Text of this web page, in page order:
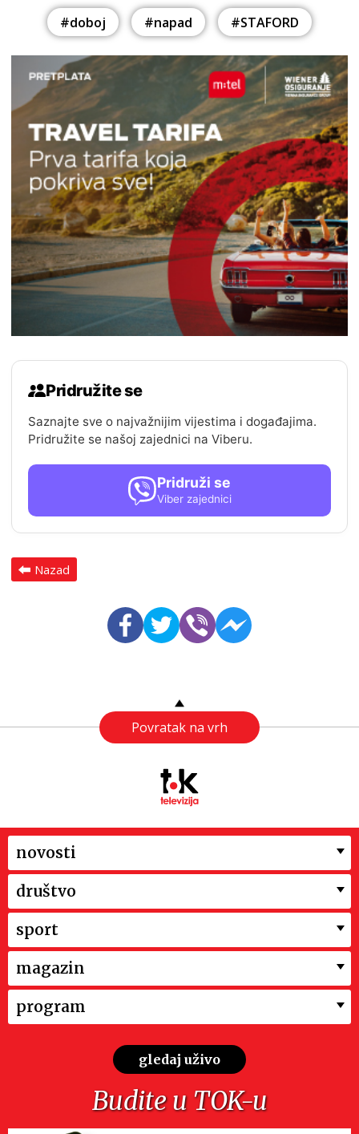
#doboj #napad #STAFORD
Pridružite se
Saznajte sve o najvažnijim vijestima i događajima.
Pridružite se našoj zajednici na Viberu.
Pridruži se
Viber zajednici
Nazad
Povratak na vrh
novosti
društvo
sport
magazin
program
gledaj uživo
Budite u TOK-u